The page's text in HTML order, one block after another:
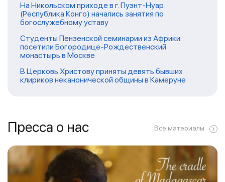
На Никольском приходе в г. Пуэнт-Нуар
(Республика Конго) начались занятия по
богослужебному уставу
Студенты Пензенской семинарии из Африки
посетили Богородице-Рождественский
монастырь в Москве
В Церковь Христову приняты девять бывших
клириков неканонической общины в Камеруне
Пресса о нас Все материалы